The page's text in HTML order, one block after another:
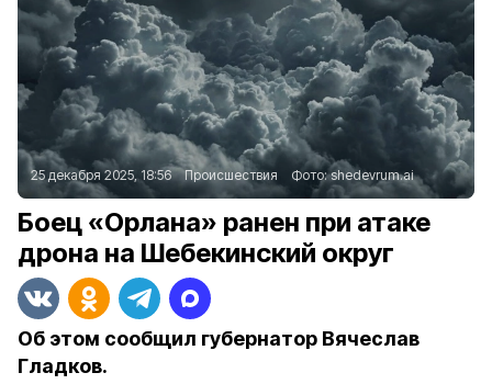
25 декабря 2025, 18:56 Происшествия Фото:shedevrum.ai
Боец «Орлана» ранен при атаке
дрона на Шебекинский округ
Об этом сообщил губернатор Вячеслав
Гладков.